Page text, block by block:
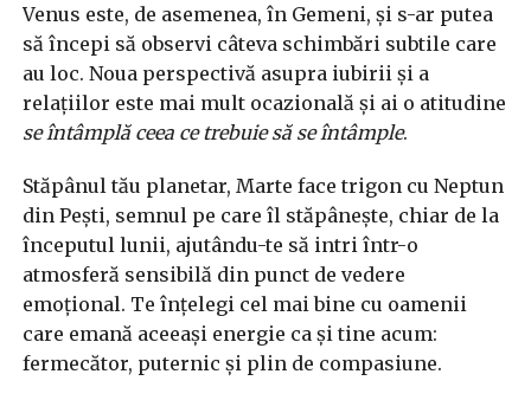
Venus este, de asemenea, în Gemeni, și s-ar putea
să începi să observi câteva schimbări subtile care
au loc. Noua perspectivă asupra iubirii și a
relațiilor este mai mult ocazională și ai o atitudine
se întâmplă ceea ce trebuie să se întâmple.
Stăpânul tău planetar, Marte face trigon cu Neptun
din Pești, semnul pe care îl stăpânește, chiar de la
începutul lunii, ajutându-te să intri într-o
atmosferă sensibilă din punct de vedere
emoțional. Te înțelegi cel mai bine cu oamenii
care emană aceeași energie ca și tine acum:
fermecător, puternic și plin de compasiune.